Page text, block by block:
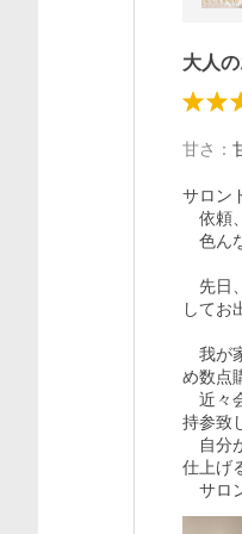
大人
甘さ ：
サロン
依頼
色ん
先日
してお
我が
め数点
近々
持参致
自分
仕上げ
サロ